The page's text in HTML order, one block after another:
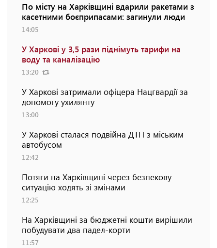
По місту на Харківщині вдарили ракетами з
касетними боєприпасами: загинули люди
14:05
У Харкові у 3,5 рази піднімуть тарифи на
воду та каналізацію
13:20
У Харкові затримали офіцера Нацгвардії за
допомогу ухилянту
13:00
У Харкові сталася подвійна ДТП з міським
автобусом
12:42
Потяги на Харківщині через безпекову
ситуацію ходять зі змінами
12:25
На Харківщині за бюджетні кошти вирішили
побудувати два падел-корти
11:57